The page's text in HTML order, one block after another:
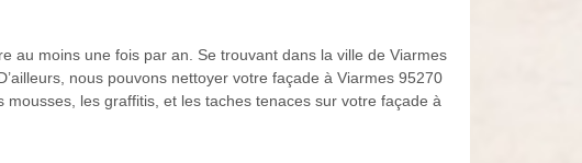
au moins une fois par an. Se trouvant dans la ville de Viarmes
nous pouvons nettoyer votre façade à Viarmes 95270
les graffitis, et les taches tenaces sur votre façade à